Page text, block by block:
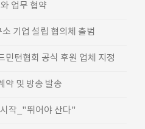
업무 협약
기업 설립 협의체 출범
턴협회 공식 후원 업체 지정
약 및 방송 발송
작_"뛰어야 산다"